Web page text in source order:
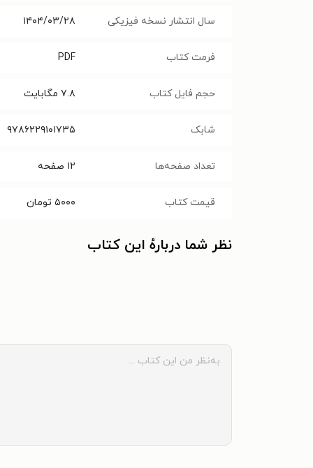
سال انتشار نسخه فیزیکی ۱۴۰۴/۰۳/۲۸
فرمت کتاب PDF
حجم فایل کتاب ۷.۸ مگابایت
شابک ۹۷۸۶۲۲۹۱۰۱۷۳۵
تعداد صفحه‌ها ۱۲ صفحه
قیمت کتاب ۵۰۰۰ تومان
نظر شما دربارهٔ این کتاب